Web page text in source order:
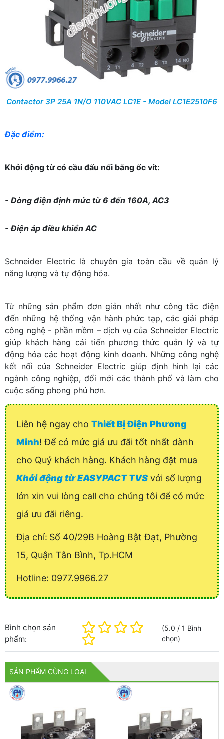
Contactor 3P 25A 1N/O 110VAC LC1E - Model LC1E2510F6
Đặc điểm:
Khởi động từ có cầu đấu nối bằng ốc vít:
- Dòng điện định mức từ 6 đến 160A, AC3
- Điện áp điều khiển AC
Schneider Electric là chuyên gia toàn cầu về quản lý
năng lượng và tự động hóa.
Từ những sản phẩm đơn giản nhất như công tắc điện
đến những hệ thống vận hành phức tạp, các giải pháp
công nghệ - phần mềm – dịch vụ của Schneider Electric
giúp khách hàng cải tiến phương thức quản lý và tự
động hóa các hoạt động kinh doanh. Những công nghệ
kết nối của Schneider Electric giúp định hình lại các
ngành công nghiệp, đổi mới các thành phố và làm cho
cuộc sống phong phú hơn.
Liên hệ ngay cho Thiết Bị Điện Phương
Minh! Để có mức giá ưu đãi tốt nhất dành
cho Quý khách hàng. Khách hàng đặt mua
Khởi động từ EASYPACT TVS với số lượng
lớn xin vui lòng call cho chúng tôi để có mức
giá ưu đãi riêng.
Địa chỉ: Số 40/29B Hoàng Bật Đạt, Phường
15, Quận Tân Bình, Tp.HCM
Hotline: 0977.9966.27
Bình chọn sản
phẩm:
(5.0 /1 Bình
chọn)
SẢN PHẨM CÙNG LOẠI